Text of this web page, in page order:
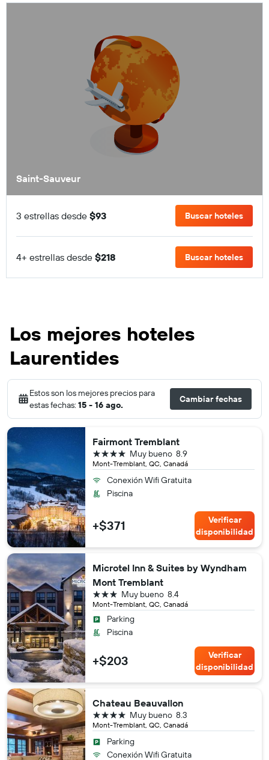
Saint-Sauveur
3 estrellas desde $93 Buscar hoteles
4+ estrellas desde $218 Buscar hoteles
Los mejores hoteles
Laurentides
Estos son los mejores precios para
estas fechas: 15 - 16 ago.
Cambiar fechas
Fairmont Tremblant
Mont-Tremblant, QC, Canadá
8.9
Muy bueno
4 estrellas
Conexión Wifi Gratuita
Piscina
+$371
Verificar
disponibilidad
Microtel Inn & Suites by Wyndham
Mont Tremblant
Mont-Tremblant, QC, Canadá
8.4
Muy bueno
3 estrellas
Parking
Piscina
+$203
Verificar
disponibilidad
Chateau Beauvallon
Mont-Tremblant, QC, Canadá
8.3
Muy bueno
4 estrellas
Parking
Conexión Wifi Gratuita